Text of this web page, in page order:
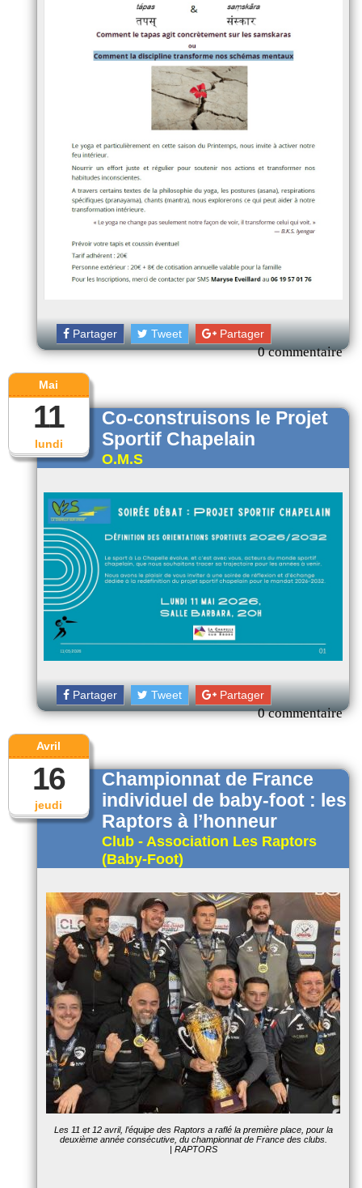
Partager Tweet Partager
0 commentaire
lundi
Mai
11
Co-construisons le Projet
Sportif Chapelain
O.M.S
Partager Tweet Partager
0 commentaire
jeudi
Avril
16
Championnat de France
individuel de baby-foot : les
Raptors à l’honneur
Club - Association Les Raptors
(Baby-Foot)
Les 11 et 12 avril, l’équipe des Raptors a raflé la première place, pour la
deuxième année consécutive, du championnat de France des clubs.
| RAPTORS